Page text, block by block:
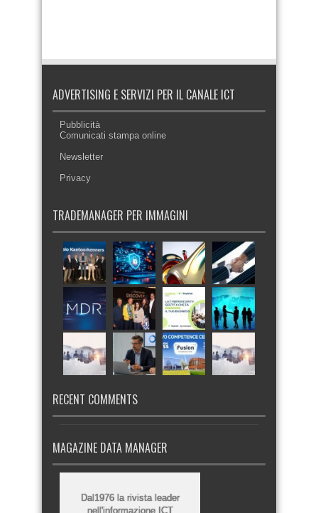
ADVERTISING E SERVIZI PER IL CANALE ICT
Pubblicità
Comunicati stampa online
Newsletter
Privacy
TRADEMANAGER PER IMMAGINI
RECENT COMMENTS
MAGAZINE DATA MANAGER
Dal1976 la rivista leader
nell'informazione ICT